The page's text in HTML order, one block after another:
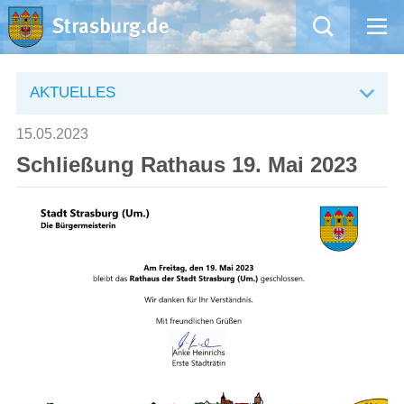
Aktuelles
Rathaus
Natur – Kultur – Tourismus
Willkommen in Strasburg (Uckermark)
AKTUELLES
15.05.2023
Schließung Rathaus 19. Mai 2023